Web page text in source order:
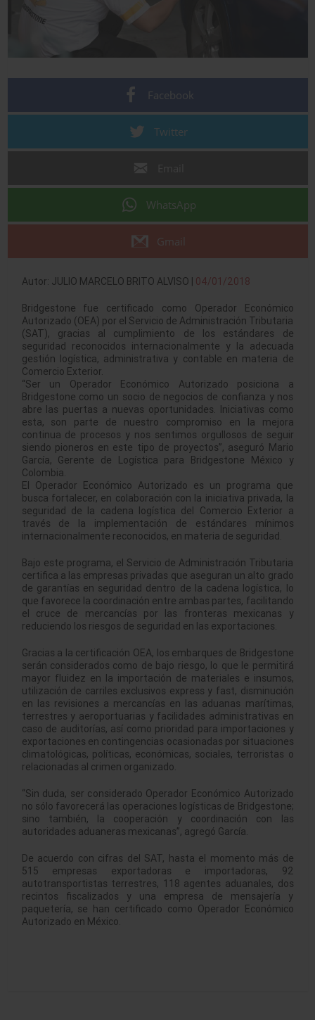
Facebook
Twitter
WhatsApp
Gmail
Autor: JULIO MARCELO BRITO ALVISO | 04/01/2018
Bridgestone fue certificado como Operador Económico
Autorizado (OEA) por el Servicio de Administración Tributaria
(SAT), gracias al cumplimiento de los estándares de
seguridad reconocidos internacionalmente y la adecuada
gestión logística, administrativa y contable en materia de
Comercio Exterior.
“Ser un Operador Económico Autorizado posiciona a
Bridgestone como un socio de negocios de confianza y nos
abre las puertas a nuevas oportunidades. Iniciativas como
esta, son parte de nuestro compromiso en la mejora
continua de procesos y nos sentimos orgullosos de seguir
siendo pioneros en este tipo de proyectos”, aseguró Mario
García, Gerente de Logística para Bridgestone México y
Colombia.
El Operador Económico Autorizado es un programa que
busca fortalecer, en colaboración con la iniciativa privada, la
seguridad de la cadena logística del Comercio Exterior a
través de la implementación de estándares mínimos
internacionalmente reconocidos, en materia de seguridad.
Bajo este programa, el Servicio de Administración Tributaria
certifica a las empresas privadas que aseguran un alto grado
de garantías en seguridad dentro de la cadena logística, lo
que favorece la coordinación entre ambas partes, facilitando
el cruce de mercancías por las fronteras mexicanas y
reduciendo los riesgos de seguridad en las exportaciones.
Gracias a la certificación OEA, los embarques de Bridgestone
serán considerados como de bajo riesgo, lo que le permitirá
mayor fluidez en la importación de materiales e insumos,
utilización de carriles exclusivos express y fast, disminución
en las revisiones a mercancías en las aduanas marítimas,
terrestres y aeroportuarias y facilidades administrativas en
caso de auditorías, así como prioridad para importaciones y
exportaciones en contingencias ocasionadas por situaciones
climatológicas, políticas, económicas, sociales, terroristas o
relacionadas al crimen organizado.
“Sin duda, ser considerado Operador Económico Autorizado
no sólo favorecerá las operaciones logísticas de Bridgestone;
sino también, la cooperación y coordinación con las
autoridades aduaneras mexicanas”, agregó García.
De acuerdo con cifras del SAT, hasta el momento más de
515 empresas exportadoras e importadoras, 92
autotransportistas terrestres, 118 agentes aduanales, dos
recintos fiscalizados y una empresa de mensajería y
paquetería, se han certificado como Operador Económico
Autorizado en México.